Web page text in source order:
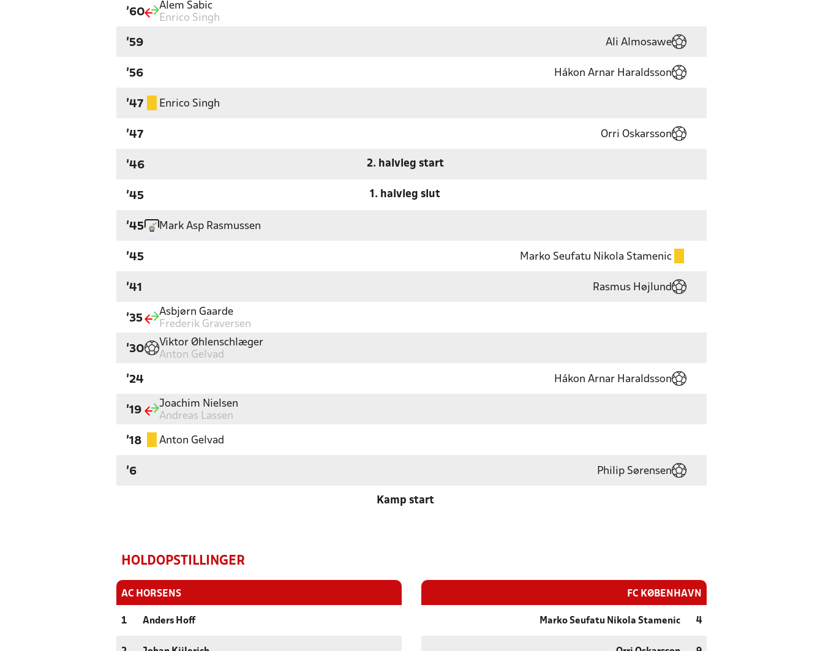
'60
Alem Sabic
Enrico Singh
'59 Ali Almosawe
'56 Hákon Arnar Haraldsson
'47 Enrico Singh
'47 Orri Oskarsson
'46 2. halvleg start
'45 1. halvleg slut
'45 Mark Asp Rasmussen
'45 Marko Seufatu Nikola Stamenic
'41 Rasmus Højlund
'35
Asbjørn Gaarde
Frederik Graversen
'30
Viktor Øhlenschlæger
Anton Gelvad
'24 Hákon Arnar Haraldsson
'19
Joachim Nielsen
Andreas Lassen
'18 Anton Gelvad
'6 Philip Sørensen
Kamp start
HOLDOPSTILLINGER
AC HORSENS
1 Anders Hoff
FC KØBENHAVN
Marko Seufatu Nikola Stamenic 4